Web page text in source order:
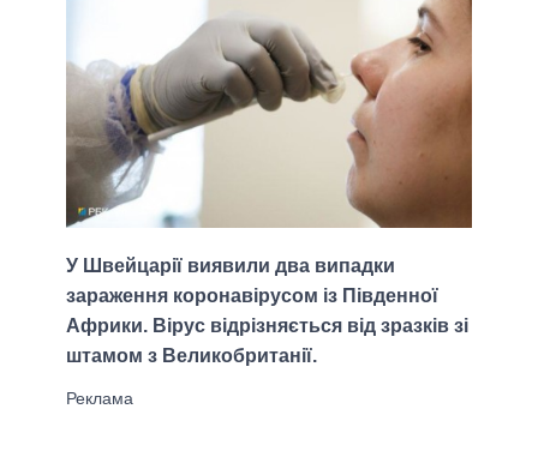
У Швейцарії виявили два випадки
зараження коронавірусом із Південної
Африки. Вірус відрізняється від зразків зі
штамом з Великобританії.